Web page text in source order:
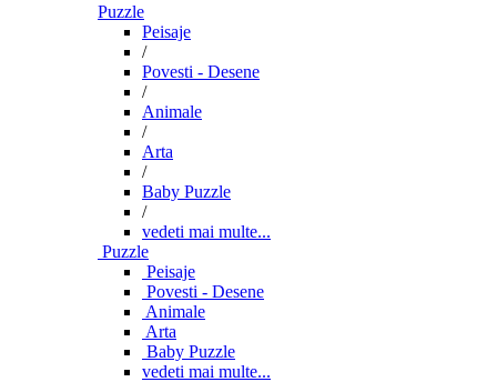
Puzzle
Peisaje
/
Povesti - Desene
/
Animale
/
Arta
/
Baby Puzzle
/
vedeti mai multe...
Puzzle
Peisaje
Povesti - Desene
Animale
Arta
Baby Puzzle
vedeti mai multe...